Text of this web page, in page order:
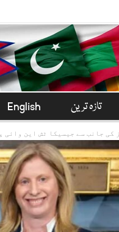
تازہ ترین English
کی جانب سے جیسیکا ٹش این وائی